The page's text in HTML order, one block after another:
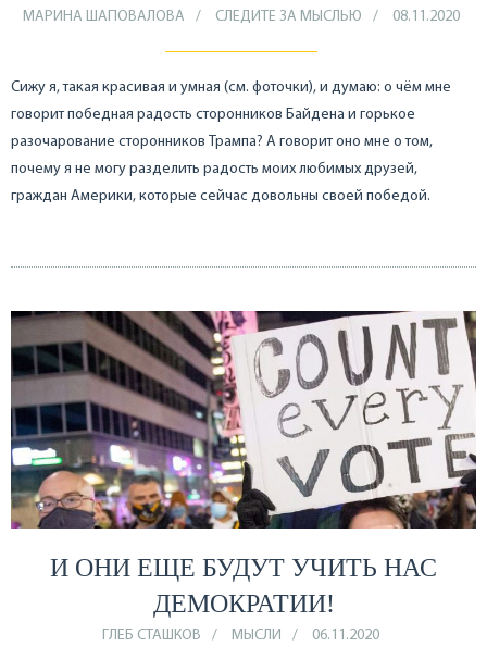
МАРИНА ШАПОВАЛОВА СЛЕДИТЕ ЗА МЫСЛЬЮ 08.11.2020
Сижу я, такая красивая и умная (см. фоточки), и думаю: о чём мне
говорит победная радость сторонников Байдена и горькое
разочарование сторонников Трампа? А говорит оно мне о том,
почему я не могу разделить радость моих любимых друзей,
граждан Америки, которые сейчас довольны своей победой.
И ОНИ ЕЩЕ БУДУТ УЧИТЬ НАС
ДЕМОКРАТИИ!
ГЛЕБ СТАШКОВ МЫСЛИ 06.11.2020